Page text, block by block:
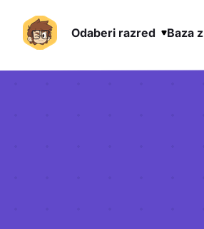
Odaberi razred Baza